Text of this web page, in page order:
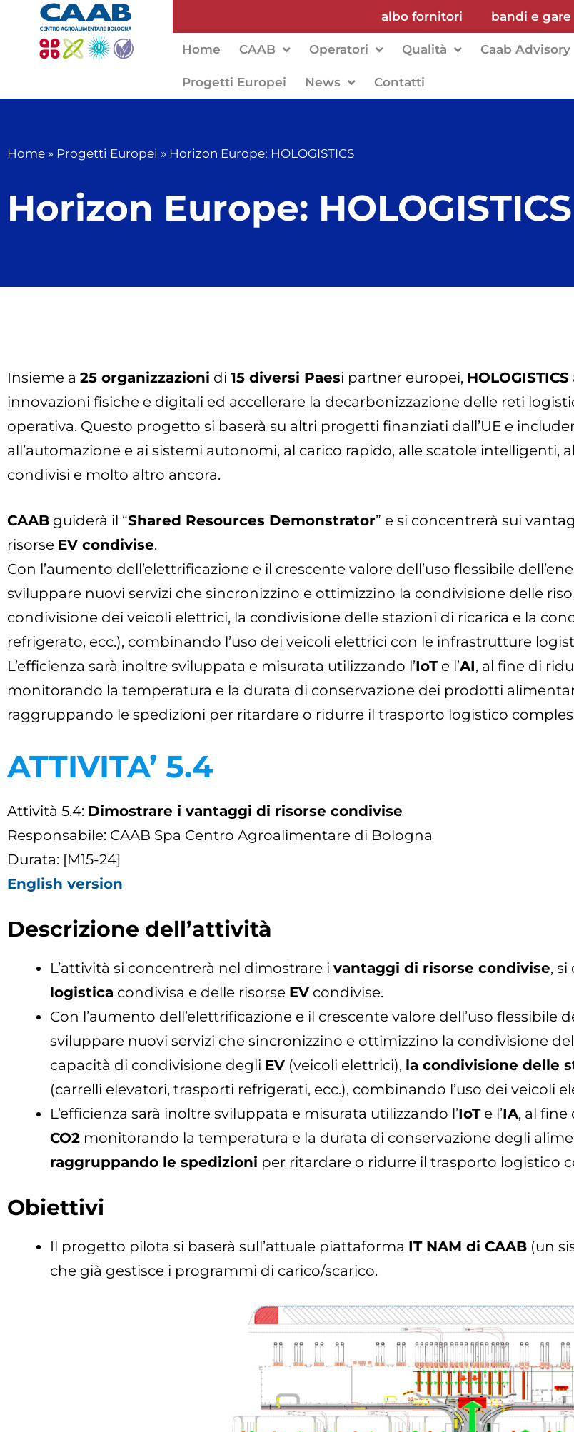
albo fornitori bandi e gare
Home CAAB Operatori Qualità Caab Advisory
Progetti Europei News Contatti
Home » Progetti Europei » Horizon Europe: HOLOGISTICS
Horizon Europe: HOLOGISTICS
Insieme a 25 organizzazioni di 15 diversi Paesi partner europei, HOLOGISTICS
innovazioni fisiche e digitali ed accellerare la decarbonizzazione delle reti
operativa. Questo progetto si baserà su altri progetti finanziati dall’UE e
all’automazione e ai sistemi autonomi, al carico rapido, alle scatole intelligenti,
condivisi e molto altro ancora.
CAAB guiderà il “Shared Resources Demonstrator” e si concentrerà sui
risorse EV condivise.
Con l’aumento dell’elettrificazione e il crescente valore dell’uso flessibile
sviluppare nuovi servizi che sincronizzino e ottimizzino la condivisione delle
condivisione dei veicoli elettrici, la condivisione delle stazioni di ricarica e la
refrigerato, ecc.), combinando l’uso dei veicoli elettrici con le infrastrutture
L’efficienza sarà inoltre sviluppata e misurata utilizzando l’IoTe l’AI, al fine di
monitorando la temperatura e la durata di conservazione dei prodotti
raggruppando le spedizioni per ritardare o ridurre il trasporto logistico
ATTIVITA’ 5.4
Attività 5.4: Dimostrare i vantaggi di risorse condivise
Responsabile: CAAB Spa Centro Agroalimentare di Bologna
Durata: [M15-24]
English version
Descrizione dell’attività
L’attività si concentrerà nel dimostrare i vantaggi di risorse condivise,
logistica condivisa e delle risorse EV condivise.
Con l’aumento dell’elettrificazione e il crescente valore dell’uso flessibile
sviluppare nuovi servizi che sincronizzino e ottimizzino la condivisione
capacità di condivisione degli EV (veicoli elettrici), la condivisione delle
(carrelli elevatori, trasporti refrigerati, ecc.), combinando l’uso dei veicoli
L’efficienza sarà inoltre sviluppata e misurata utilizzando l’IoTe l’IA, al fine
CO2 monitorando la temperatura e la durata di conservazione degli
raggruppando le spedizioni per ritardare o ridurre il trasporto logistico
Obiettivi
Il progetto pilota si baserà sull’attuale piattaforma IT NAM di CAAB (un
che già gestisce i programmi di carico/scarico.